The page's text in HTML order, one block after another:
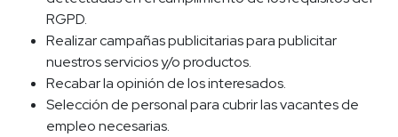
RGPD.
Realizar campañas publicitarias para publicitar
nuestros servicios y/o productos.
Recabar la opinión de los interesados.
Selección de personal para cubrir las vacantes de
empleo necesarias.